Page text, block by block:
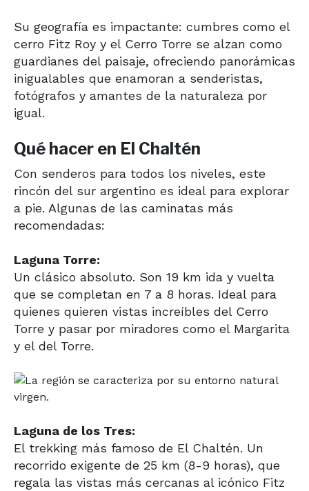
Su geografía es impactante: cumbres como el
cerro Fitz Roy y el Cerro Torre se alzan como
guardianes del paisaje, ofreciendo panorámicas
inigualables que enamoran a senderistas,
fotógrafos y amantes de la naturaleza por
igual.
Qué hacer en El Chaltén
Con senderos para todos los niveles, este
rincón del sur argentino es ideal para explorar
a pie. Algunas de las caminatas más
recomendadas:
Laguna Torre:
Un clásico absoluto. Son 19 km ida y vuelta
que se completan en 7 a 8 horas. Ideal para
quienes quieren vistas increíbles del Cerro
Torre y pasar por miradores como el Margarita
y el del Torre.
Laguna de los Tres:
El trekking más famoso de El Chaltén. Un
recorrido exigente de 25 km (8-9 horas), que
regala las vistas más cercanas al icónico Fitz